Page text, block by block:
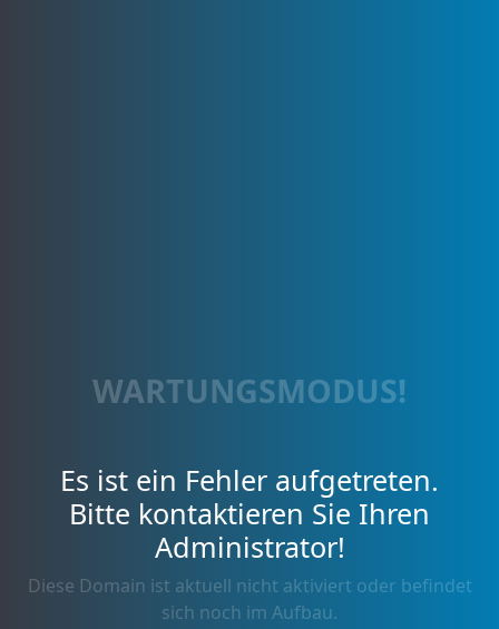
WARTUNGSMODUS!
Es ist ein Fehler aufgetreten.
Bitte kontaktieren Sie Ihren
Administrator!
Diese Domain ist aktuell nicht aktiviert oder befindet
sich noch im Aufbau.